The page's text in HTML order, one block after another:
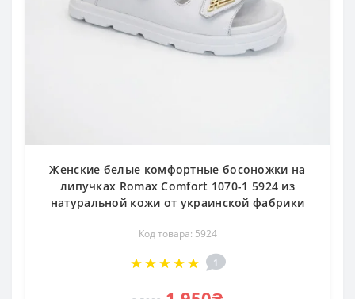
Женские белые комфортные босоножки на
липучках Romax Comfort 1070-1 5924 из
натуральной кожи от украинской фабрики
Код товара: 5924
1